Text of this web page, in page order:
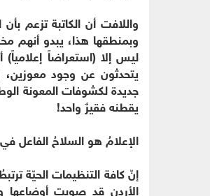
واللافت أن الكاتبة تزعم
وبمنطقها هذا، يبدو أنهم
ليس إلا (استعراضاً
جديدة لكشوفات المعونة
يقطنه فقيرٌ واحد!
الإعلامُ هو السلاحُ الفاعل
إنّ كافة التنظيمات الحيّة
الأردن قد صوبت أوضاعها